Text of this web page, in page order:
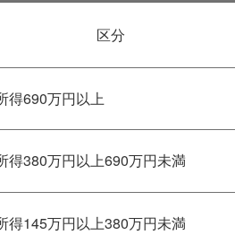
区分
得690万円以上
得380万円以上690万円未満
得145万円以上380万円未満